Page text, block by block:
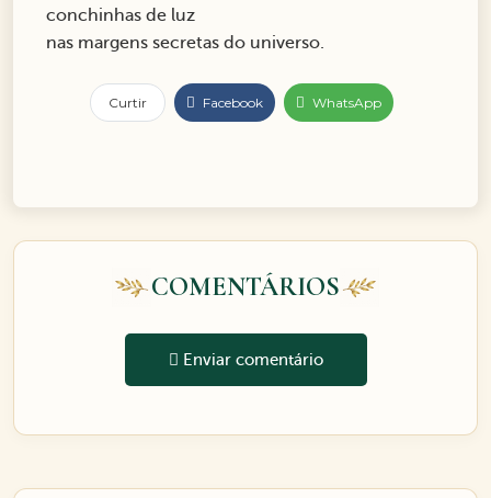
conchinhas de luz
nas margens secretas do universo.
Curtir Facebook WhatsApp
COMENTÁRIOS
Enviar comentário